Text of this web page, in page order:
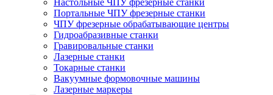
Настольные ЧПУ фрезерные станки
Портальные ЧПУ фрезерные станки
ЧПУ фрезерные обрабатывающие центры
Гидроабразивные станки
Гравировальные станки
Лазерные станки
Токарные станки
Вакуумные формовочные машины
Лазерные маркеры